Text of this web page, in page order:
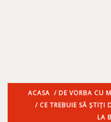
ACASA / DE VORBA CU
/ CE TREBUIE SĂ ȘTIȚI
LA